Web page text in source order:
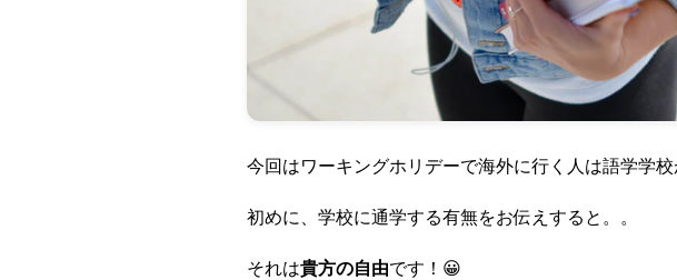
今回はワーキングホリデーで海外に行く人は語学学
初めに、学校に通学する有無をお伝えすると。。
それは貴方の自由です！😀